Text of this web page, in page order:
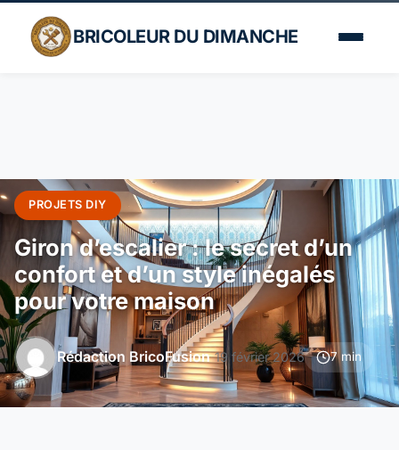
BRICOLEUR DU DIMANCHE
PROJETS DIY
Giron d’escalier : le secret d’un
confort et d’un style inégalés
pour votre maison
Rédaction BricoFusion 19 février 2026 7 min